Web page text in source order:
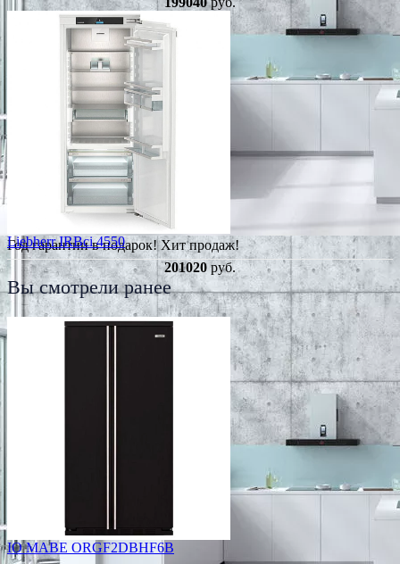
Год гарантии в подарок!Хит продаж!
Liebherr IRBci 4550
201020 руб.
Вы смотрели ранее
IO MABE ORGF2DBHF6B